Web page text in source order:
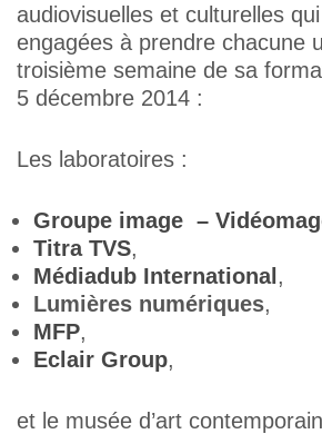
audiovisuelles et culturelles
engagées à prendre chacune
troisième semaine de sa
5 décembre 2014 :
Les laboratoires :
Groupe image –
Titra TVS,
Médiadub International ,
Lumières numériques,
MFP,
Eclair Group,
et le musée d’art contemporain